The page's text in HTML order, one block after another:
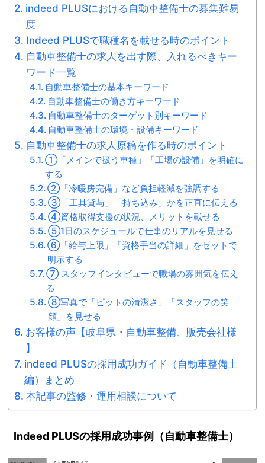
indeed PLUSにおける自動車整備士の募集難易
度
Indeed PLUSで職種名を載せる時のポイント
自動車整備士の求人を出す際、入れるべきキー
ワード一覧
自動車整備士の基本キーワード
自動車整備士の働き方キーワード
自動車整備士のターゲット別キーワード
自動車整備士の環境・設備キーワード
自動車整備士の求人原稿を作る時のポイント
①「メインで扱う車種」「工場の設備」を明確に
する
②「冷暖房完備」など負担軽減を強調する
③「工具貸与」「持ち込み」かを正直に伝える
④資格取得支援の状況、メリットを載せる
⑤1日のスケジュールで仕事のリアルを見せる
⑥「給与上限」「資格手当の詳細」をセットで
明示する
⑦ スタッフインタビューで職場の雰囲気を伝え
る
⑧写真で「ピットの清潔さ」「スタッフの笑
顔」を見せる
お客様の声【岐阜県・自動車整備、販売会社様
】
indeed PLUSの採用成功ガイド（自動車整備士
編）まとめ
本記事の監修・運用相談について
Indeed PLUSの採用成功事例（自動車整備士）